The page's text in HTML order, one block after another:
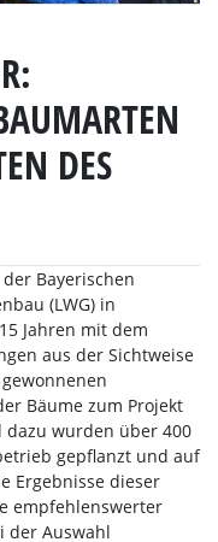
DES
Bayerischen
(LWG) in
Jahren mit dem
aus der Sichtweise
Bäume zum Projekt
dazu wurden über 400
gepflanzt und auf
Ergebnisse dieser
empfehlenswerter
der Auswahl